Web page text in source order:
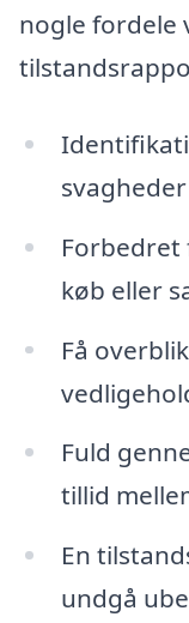
nogle fordele
køb eller
Få
Fuld
tillid
En
undgå